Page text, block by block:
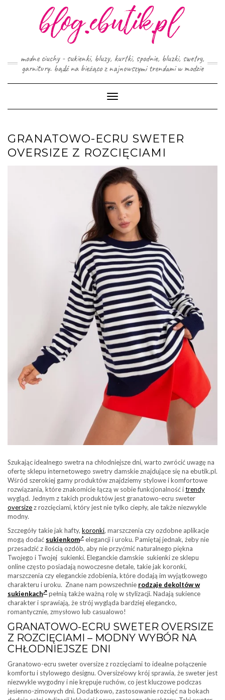
modne ciuchy - sukienki, bluzy, kurtki, spodnie, bluzki, swetry,
garnitury. bądź na bieżąco z najnowszymi trendami w modzie
Toggle
Navigation
GRANATOWO-ECRU SWETER
OVERSIZE Z ROZCIĘCIAMI
Szukając idealnego swetra na chłodniejsze dni, warto zwrócić uwagę na
ofertę sklepu internetowego swetry damskie znajdujące się na ebutik.pl.
Wśród szerokiej gamy produktów znajdziemy stylowe i komfortowe
rozwiązania, które znakomicie łączą w sobie funkcjonalność itrendy
wygląd. Jednym z takich produktów jest granatowo-ecru sweter
oversizez rozcięciami, który jest nie tylko ciepły, ale także niezwykle
modny.
Szczegóły takie jak hafty, koronki, marszczenia czy ozdobne aplikacje
mogą dodać sukienkom
elegancji i uroku. Pamiętaj jednak, żeby nie
przesadzić z ilością ozdób, aby nie przyćmić naturalnego piękna
Twojego i Twojej sukienki. Eleganckie damskie sukienki ze sklepu
online często posiadają nowoczesne detale, takie jak koronki,
marszczenia czy eleganckie zdobienia, które dodają im wyjątkowego
charakteru i uroku. Znane nam powszechnie rodzaje dekoltów w
sukienkach
pełnią także ważną rolę w stylizacji. Nadają sukience
charakter i sprawiają, że strój wygląda bardziej elegancko,
romantycznie, zmysłowo lub casualowo!
GRANATOWO-ECRU SWETER OVERSIZE
Z ROZCIĘCIAMI – MODNY WYBÓR NA
CHŁODNIEJSZE DNI
Granatowo-ecru sweter oversize z rozcięciami to idealne połączenie
komfortu i stylowego designu. Oversize’owy krój sprawia, że sweter jest
niezwykle wygodny i nie krępuje ruchów, co jest kluczowe podczas
jesienno-zimowych dni. Dodatkowo, zastosowanie rozcięć na bokach